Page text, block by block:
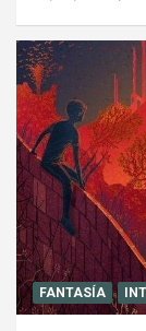
FANTASÍA